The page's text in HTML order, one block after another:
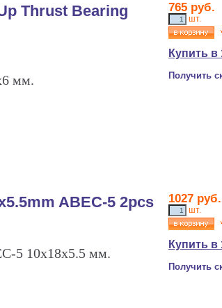
Thrust Bearing
мм.
765 руб.
шт.
Купить в
Получить
ABEC-5 2pcs
5 10x18x5.5 мм.
1027 руб.
шт.
Купить в
Получить